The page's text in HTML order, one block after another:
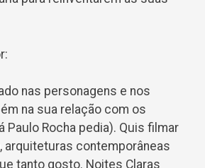
nas personagens e nos
na sua relação com os
Paulo Rocha pedia). Quis filmar
arquiteturas contemporâneas
tanto gosto. Noites Claras